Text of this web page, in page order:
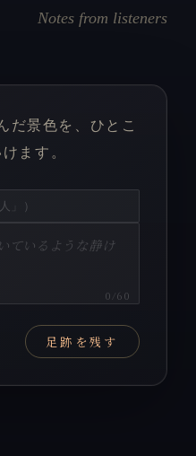
Notes from listeners
だ景色を、ひとこ
ます。
0 /60
足跡を残す